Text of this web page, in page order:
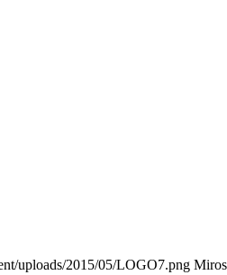
uploads/2015/05/LOGO7.png